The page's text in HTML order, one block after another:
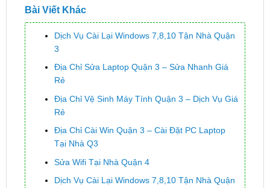
Bài Viết Khác
Dịch Vụ Cài Lại Windows 7,8,10 Tận Nhà Quận
3
Địa Chỉ Sửa Laptop Quận 3 – Sửa Nhanh Giá
Rẻ
Địa Chỉ Vệ Sinh Máy Tính Quận 3 – Dịch Vụ Giá
Rẻ
Địa Chỉ Cài Win Quận 3 – Cài Đặt PC Laptop
Tại Nhà Q3
Sửa Wifi Tại Nhà Quận 4
Dịch Vụ Cài Lại Windows 7,8,10 Tận Nhà Quận